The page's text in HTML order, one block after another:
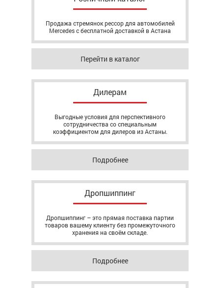
Продажа стремянок рессор для автомобилей
Mercedes с бесплатной доставкой в Астана
Перейти в каталог
Дилерам
Выгодные условия для перспективного
сотрудничества со специальным
коэффициентом для дилеров из Астаны.
Подробнее
Дропшиппинг
Дропшиппинг – это прямая поставка партии
товаров вашему клиенту без промежуточного
хранения на своём складе.
Подробнее